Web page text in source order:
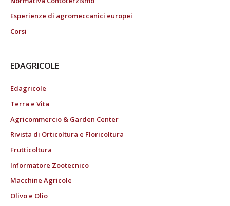
Esperienze di agromeccanici europei
Corsi
EDAGRICOLE
Edagricole
Terra e Vita
Agricommercio & Garden Center
Rivista di Orticoltura e Floricoltura
Frutticoltura
Informatore Zootecnico
Macchine Agricole
Olivo e Olio